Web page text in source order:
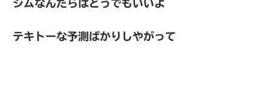
ジムなんたらはどうでもいいよ
テキトーな予測ばかりしやがって